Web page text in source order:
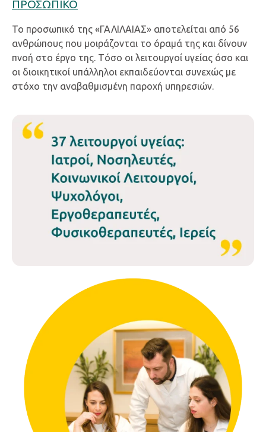
ΠΡΟΣΩΠΙΚΟ
Το προσωπικό της «ΓΑΛΙΛΑΙΑΣ» αποτελείται από 56
ανθρώπους που μοιράζονται το όραμά της και δίνουν
πνοή στο έργο της. Tόσο οι λειτουργοί υγείας όσο και
οι διοικητικοί υπάλληλοι εκπαιδεύονται συνεχώς με
στόχο την αναβαθμισμένη παροχή υπηρεσιών.